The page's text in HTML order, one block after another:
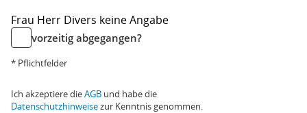
Frau Herr Divers keine Angabe
vorzeitig abgegangen?
* Pflichtfelder
Ich akzeptiere dieAGB und habe die
Datenschutzhinweisezur Kenntnis genommen.